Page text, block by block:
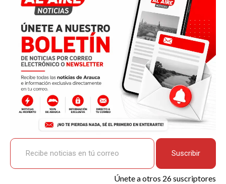
o
o
k
A
p
p
k
ar
tir
Recibe noticias en tú correo
Suscribir
Únete a otros 26 suscriptores